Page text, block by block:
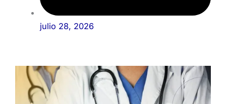
julio 28, 2026